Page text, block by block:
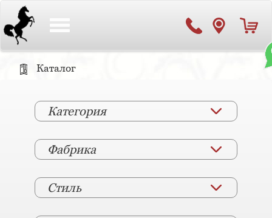
Каталог
Категория
Фабрика
Стиль